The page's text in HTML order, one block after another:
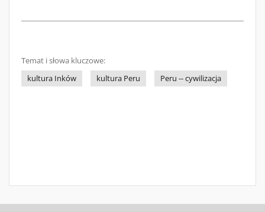
Temat i słowa kluczowe:
kultura Inków
kultura Peru Peru -- cywilizacja